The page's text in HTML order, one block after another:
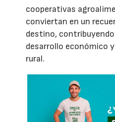
cooperativas
conviertan en un
destino,
desarrollo económico
rural.